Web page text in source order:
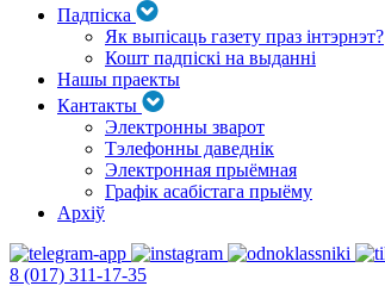
Падпіска
Як выпісаць газету праз інтэрнэт?
Кошт падпіскі на выданні
Нашы праекты
Кантакты
Электронны зварот
Тэлефонны даведнік
Электронная прыёмная
Графік асабістага прыёму
Архіў
8 (017) 311-17-35